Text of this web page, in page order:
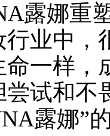
露娜重
业中，
一样，
试和不
露娜”